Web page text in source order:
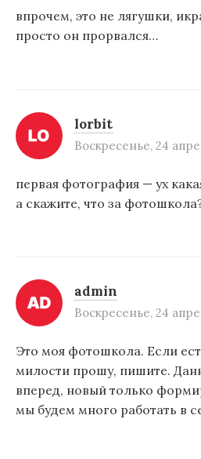
п
о
п
и
с
я
впрочем, это не лягушки,
просто он прорвался…
lorbit
Воскресенье, 24
первая фотография — ух
а скажите, что за
admin
Воскресенье, 24
Это моя фотошкола. Если
милости прошу, пишите.
вперед, новый только
мы будем много работать в